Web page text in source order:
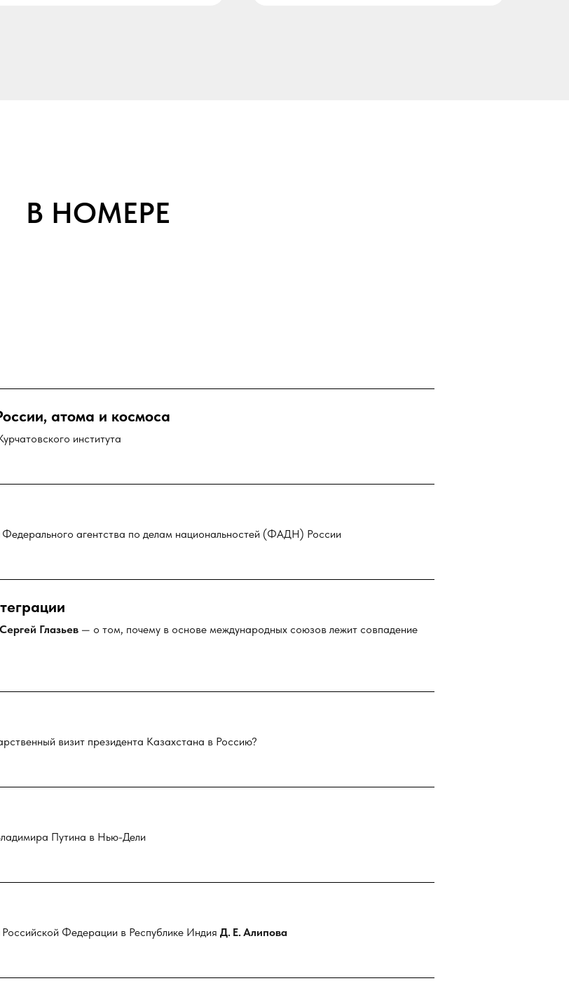
В НОМЕРЕ
атома и космоса
института
агентства по делам национальностей (ФАДН) России
Сергей Глазьев — о том, почему в основе международных союзов лежит совпадение
визит президента Казахстана в Россию?
Путина в Нью-Дели
Федерации в Республике Индия Д. Е. Алипова